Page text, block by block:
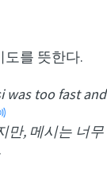
도를 뜻한다.
was too fast and
만, 메시는 너무